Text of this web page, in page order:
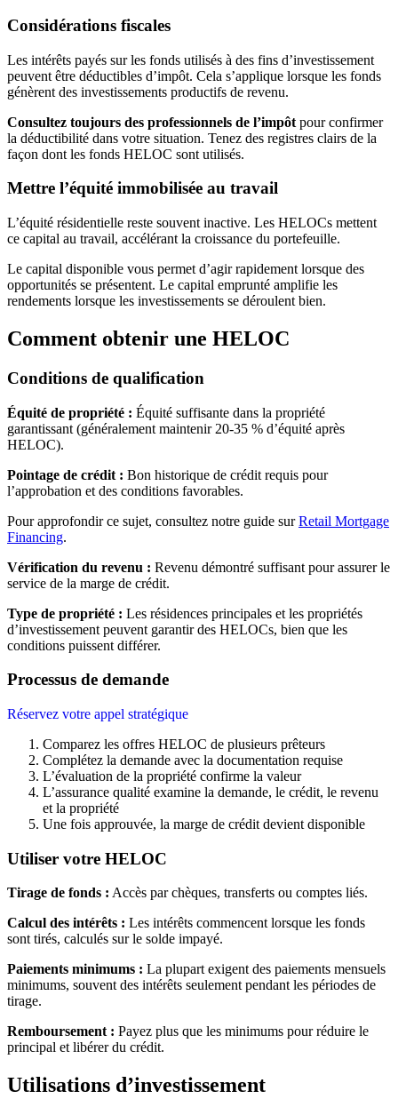
Considérations fiscales
Les intérêts payés sur les fonds utilisés à des fins d’investissement
peuvent être déductibles d’impôt. Cela s’applique lorsque les fonds
génèrent des investissements productifs de revenu.
Consultez toujours des professionnels de l’impôt pour confirmer
la déductibilité dans votre situation. Tenez des registres clairs de la
façon dont les fonds HELOC sont utilisés.
Mettre l’équité immobilisée au travail
L’équité résidentielle reste souvent inactive. Les HELOCs mettent
ce capital au travail, accélérant la croissance du portefeuille.
Le capital disponible vous permet d’agir rapidement lorsque des
opportunités se présentent. Le capital emprunté amplifie les
rendements lorsque les investissements se déroulent bien.
Comment obtenir une HELOC
Conditions de qualification
Équité de propriété : Équité suffisante dans la propriété
garantissant (généralement maintenir 20-35 % d’équité après
HELOC).
Pointage de crédit : Bon historique de crédit requis pour
l’approbation et des conditions favorables.
Pour approfondir ce sujet, consultez notre guide surRetail Mortgage
Financing.
Vérification du revenu : Revenu démontré suffisant pour assurer le
service de la marge de crédit.
Type de propriété : Les résidences principales et les propriétés
d’investissement peuvent garantir des HELOCs, bien que les
conditions puissent différer.
Processus de demande
Réservez votre appel stratégique
Comparez les offres HELOC de plusieurs prêteurs
Complétez la demande avec la documentation requise
L’évaluation de la propriété confirme la valeur
L’assurance qualité examine la demande, le crédit, le revenu
et la propriété
Une fois approuvée, la marge de crédit devient disponible
Utiliser votre HELOC
Tirage de fonds : Accès par chèques, transferts ou comptes liés.
Calcul des intérêts : Les intérêts commencent lorsque les fonds
sont tirés, calculés sur le solde impayé.
Paiements minimums : La plupart exigent des paiements mensuels
minimums, souvent des intérêts seulement pendant les périodes de
tirage.
Remboursement : Payez plus que les minimums pour réduire le
principal et libérer du crédit.
Utilisations d’investissement